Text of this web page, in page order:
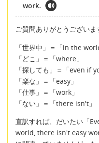
work.
ご質問ありがとうございま
「世界中」＝「in the
「どこ」＝「where」
「探しても」＝「even if
「楽な」＝「easy」
「仕事」＝「work」
「ない」＝「there isn't」
直訳すれば、だいたい「
world, there isn't easy